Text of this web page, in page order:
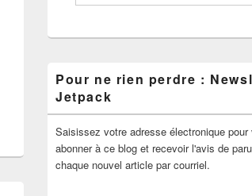
Pour ne rien perdre :
Jetpack
Saisissez votre adresse électronique pour
abonner à ce blog et recevoir l'avis de
chaque nouvel article par courriel.